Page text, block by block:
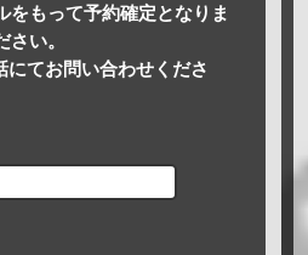
をもって予約確定となりま
さい。
てお問い合わせくださ